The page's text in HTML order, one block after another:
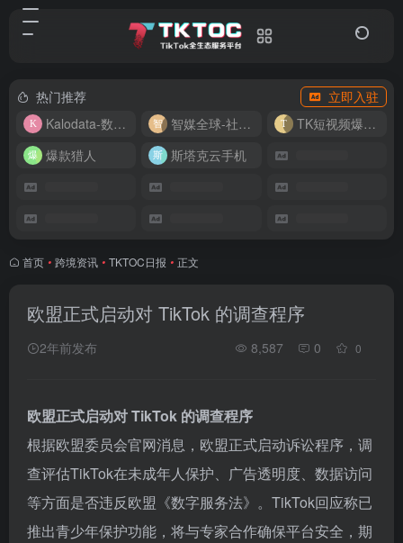
热门推荐
立即入驻
Kalodata-数据分析平台
智媒全球-社媒管理平台
TK短视频爆款复刻
爆款猎人
斯塔克云手机
首页 • 跨境资讯 • TKTOC日报 • 正文
欧盟正式启动对 TikTok 的调查程序
2年前发布 8,587 0 0
欧盟正式启动对 TikTok 的调查程序
根据欧盟委员会官网消息，欧盟正式启动诉讼程序，调
查评估TikTok在未成年人保护、广告透明度、数据访问
等方面是否违反欧盟《数字服务法》。TikTok回应称已
推出青少年保护功能，将与专家合作确保平台安全，期